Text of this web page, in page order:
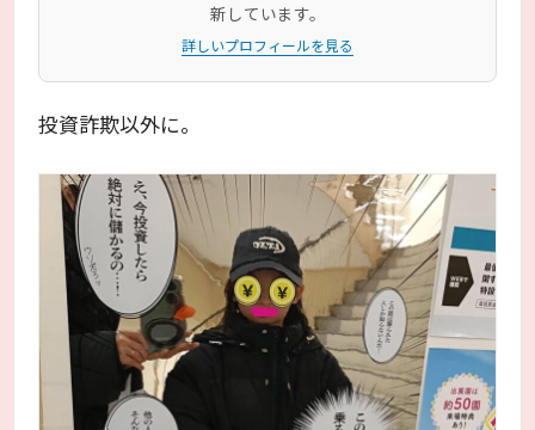
新しています。
詳しいプロフィールを見る
投資詐欺以外に。